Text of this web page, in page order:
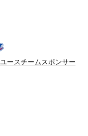
ユースチームスポンサー